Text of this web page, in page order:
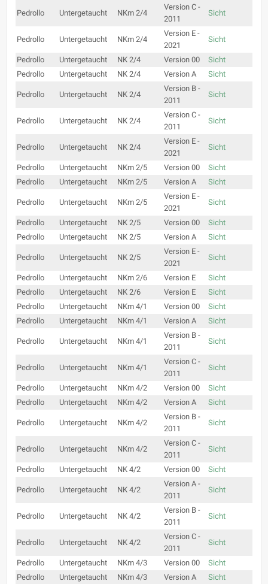
Pedrollo Untergetaucht NKm 2/4
Version C -
2011
Sicht
Pedrollo Untergetaucht NKm 2/4
Version E -
2021
Sicht
Pedrollo Untergetaucht NK 2/4 Version 00
Sicht
Pedrollo
Untergetaucht NK 2/4 Version A Sicht
Pedrollo Untergetaucht NK 2/4
Version B -
2011
Sicht
Pedrollo Untergetaucht NK 2/4
Version C -
2011
Sicht
Pedrollo Untergetaucht NK 2/4
Version E -
2021
Sicht
Pedrollo Untergetaucht NKm 2/5 Version 00
Sicht
Pedrollo
Untergetaucht NKm 2/5 Version A Sicht
Pedrollo Untergetaucht NKm 2/5
Version E -
2021
Sicht
Pedrollo Untergetaucht NK 2/5 Version 00
Sicht
Pedrollo
Untergetaucht NK 2/5 Version A Sicht
Pedrollo Untergetaucht NK 2/5
Version E -
2021
Sicht
Pedrollo Untergetaucht NKm 2/6 Version E
Sicht
Pedrollo
Untergetaucht NK 2/6 Version E
Sicht
Pedrollo
Untergetaucht NKm 4/1 Version 00
Sicht
Pedrollo
Untergetaucht NKm 4/1 Version A Sicht
Pedrollo Untergetaucht NKm 4/1
Version B -
2011
Sicht
Pedrollo Untergetaucht NKm 4/1
Version C -
2011
Sicht
Pedrollo Untergetaucht NKm 4/2 Version 00
Sicht
Pedrollo
Untergetaucht NKm 4/2 Version A Sicht
Pedrollo Untergetaucht NKm 4/2
Version B -
2011
Sicht
Pedrollo Untergetaucht NKm 4/2
Version C -
2011
Sicht
Pedrollo Untergetaucht NK 4/2 Version 00 Sicht
Pedrollo Untergetaucht NK 4/2
Version A -
2011
Sicht
Pedrollo Untergetaucht NK 4/2
Version B -
2011
Sicht
Pedrollo Untergetaucht NK 4/2
Version C -
2011
Sicht
Pedrollo Untergetaucht NKm 4/3 Version 00
Sicht
Pedrollo
Untergetaucht NKm 4/3 Version A Sicht